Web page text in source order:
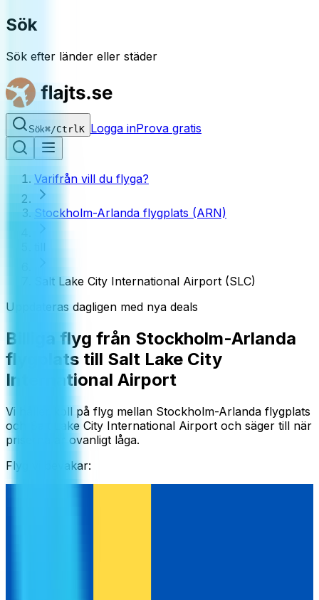
Sök
Sök efter länder eller städer
Sök⌘/Ctrl K Logga inProva gratis
Varifrån vill du flyga?
Stockholm-Arlanda flygplats (ARN)
Salt Lake City International Airport (SLC)
Uppdateras dagligen med nya deals
Billiga flyg från Stockholm-Arlanda
flygplats till Salt Lake City
International Airport
Vi håller koll på flyg mellan Stockholm-Arlanda flygplats
och Salt Lake City International Airport och säger till när
priserna är ovanligt låga.
Flyg vi bevakar: